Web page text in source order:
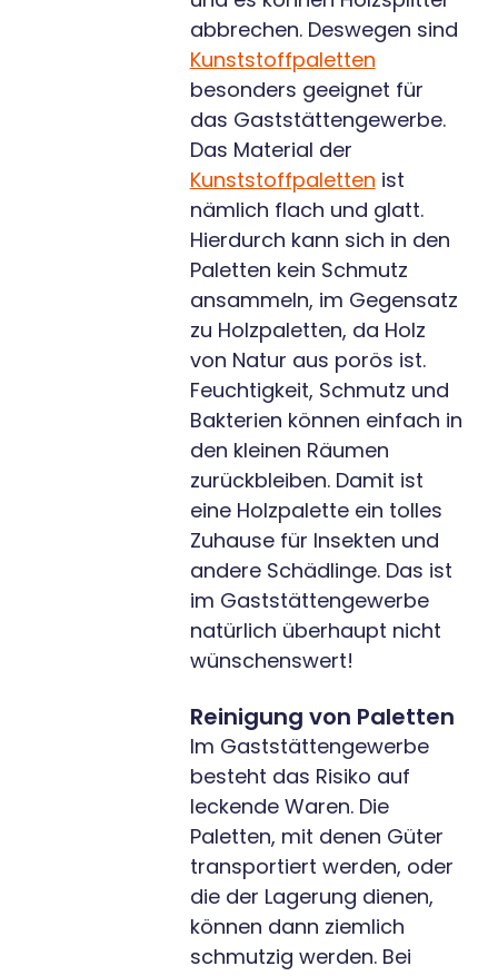
abbrechen. Deswegen sind
Kunststoffpaletten
besonders geeignet für
das Gaststättengewerbe.
Das Material der
Kunststoffpaletten ist
nämlich flach und glatt.
Hierdurch kann sich in den
Paletten kein Schmutz
ansammeln, im Gegensatz
zu Holzpaletten, da Holz
von Natur aus porös ist.
Feuchtigkeit, Schmutz und
Bakterien können einfach in
den kleinen Räumen
zurückbleiben. Damit ist
eine Holzpalette ein tolles
Zuhause für Insekten und
andere Schädlinge. Das ist
im Gaststättengewerbe
natürlich überhaupt nicht
wünschenswert!
Reinigung von Paletten
Im Gaststättengewerbe
besteht das Risiko auf
leckende Waren. Die
Paletten, mit denen Güter
transportiert werden, oder
die der Lagerung dienen,
können dann ziemlich
schmutzig werden. Bei